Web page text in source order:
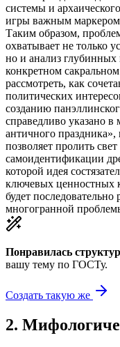
системы и
игры важным
Таким образом,
охватывает не только
но и анализ
конкретном
рассмотреть, как
политических
созданию
справедливо указано
античного
позволяет пролить
самоидентификации
которой идея
ключевых ценностных
будет
многогранной
Понравилась
вашу тему по ГОСТу.
Создать такую же
2.